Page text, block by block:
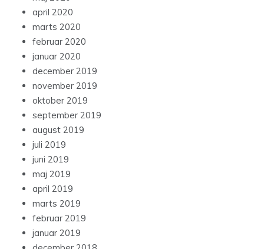
april 2020
marts 2020
februar 2020
januar 2020
december 2019
november 2019
oktober 2019
september 2019
august 2019
juli 2019
juni 2019
maj 2019
april 2019
marts 2019
februar 2019
januar 2019